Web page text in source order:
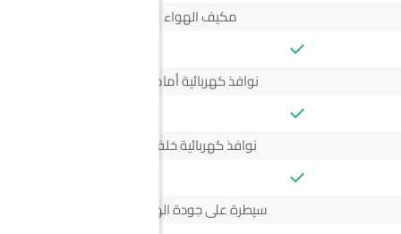
مكيف الهواء
نوافذ كهربائية أمامية
نوافذ كهربائية خلفية
سيطرة على جودة الهواء